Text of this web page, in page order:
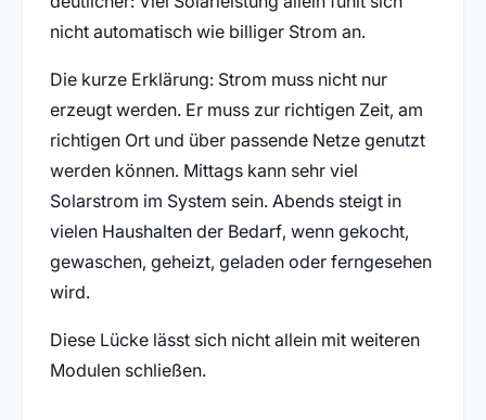
nicht automatisch wie billiger Strom an.
Die kurze Erklärung: Strom muss nicht nur
erzeugt werden. Er muss zur richtigen Zeit, am
richtigen Ort und über passende Netze genutzt
werden können. Mittags kann sehr viel
Solarstrom im System sein. Abends steigt in
vielen Haushalten der Bedarf, wenn gekocht,
gewaschen, geheizt, geladen oder ferngesehen
wird.
Diese Lücke lässt sich nicht allein mit weiteren
Modulen schließen.